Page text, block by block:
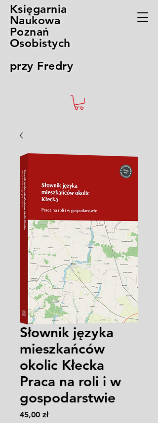
Księgarnia
Naukowa
Poznań
Osobistych
przy Fredry
Słownik języka
mieszkańców
okolic Kłecka
Praca na roli i w
gospodarstwie
45,00 złCena